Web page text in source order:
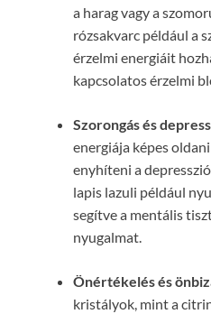
a harag vagy a
rózsakvarc például a
érzelmi energiáit
kapcsolatos érzelmi
Szorongás és
energiája képes
enyhíteni a
lapis lazuli például
segítve a mentális
nyugalmat.
Önértékelés és
kristályok, mint a